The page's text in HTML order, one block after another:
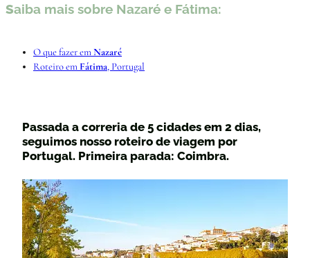
Saiba mais sobre Nazaré e Fátima:
O que fazer emNazaré
Roteiro em Fátima, Portugal
Passada a correria de 5 cidades em 2 dias,
seguimos nosso roteiro de viagem por
Portugal. Primeira parada: Coimbra.